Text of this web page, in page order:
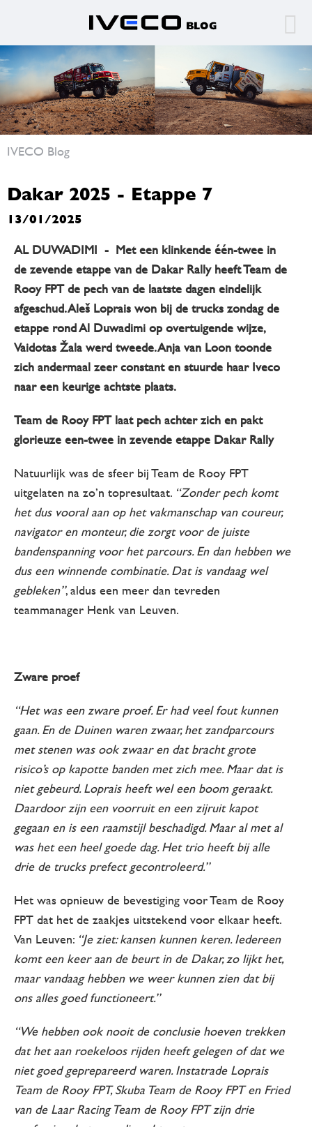
IVECO Blog
Dakar 2025 - Etappe 7
13/01/2025
AL DUWADIMI - Met een klinkende één-twee in
de zevende etappe van de Dakar Rally heeft Team de
Rooy FPT de pech van de laatste dagen eindelijk
afgeschud. Aleš Loprais won bij de trucks zondag de
etappe rond Al Duwadimi op overtuigende wijze,
Vaidotas Žala werd tweede. Anja van Loon toonde
zich andermaal zeer constant en stuurde haar Iveco
naar een keurige achtste plaats.
Team de Rooy FPT laat pech achter zich en pakt
glorieuze een-twee in zevende etappe Dakar Rally
Natuurlijk was de sfeer bij Team de Rooy FPT
uitgelaten na zo’n topresultaat. “Zonder pech komt
het dus vooral aan op het vakmanschap van coureur,
navigator en monteur, die zorgt voor de juiste
bandenspanning voor het parcours. En dan hebben we
dus een winnende combinatie. Dat is vandaag wel
gebleken”, aldus een meer dan tevreden
teammanager Henk van Leuven.
Zware proef
“Het was een zware proef. Er had veel fout kunnen
gaan. En de Duinen waren zwaar, het zandparcours
met stenen was ook zwaar en dat bracht grote
risico’s op kapotte banden met zich mee. Maar dat is
niet gebeurd. Loprais heeft wel een boom geraakt.
Daardoor zijn een voorruit en een zijruit kapot
gegaan en is een raamstijl beschadigd. Maar al met al
was het een heel goede dag. Het trio heeft bij alle
drie de trucks prefect gecontroleerd.”
Het was opnieuw de bevestiging voor Team de Rooy
FPT dat het de zaakjes uitstekend voor elkaar heeft.
Van Leuven: “Je ziet: kansen kunnen keren. Iedereen
komt een keer aan de beurt in de Dakar, zo lijkt het,
maar vandaag hebben we weer kunnen zien dat bij
ons alles goed functioneert.”
“We hebben ook nooit de conclusie hoeven trekken
dat het aan roekeloos rijden heeft gelegen of dat we
niet goed geprepareerd waren. Instatrade Loprais
Team de Rooy FPT, Skuba Team de Rooy FPT en Fried
van de Laar Racing Team de Rooy FPT zijn drie